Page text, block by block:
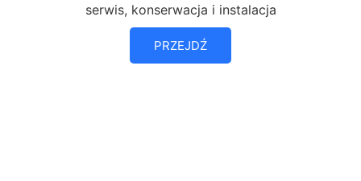
serwis, konserwacja i instalacja
PRZEJDŹ